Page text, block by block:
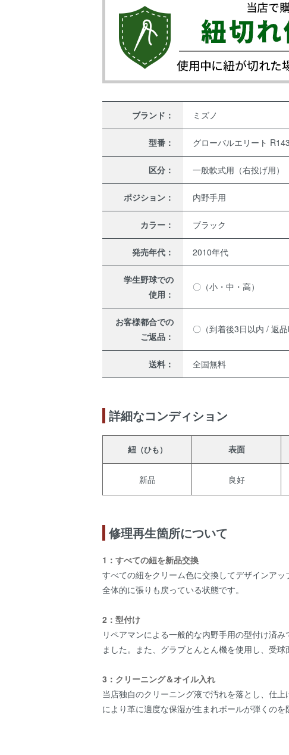
ブランド： ミズノ
型番： グローバルエリート
区分： 一般軟式用（右投げ用）
ポジション： 内野手用
カラー： ブラック
発売年代： 2010年代
学生野球での
使用：
〇（小・中・高）
お客様都合での
ご返品：
〇（到着後3日以内 / 返
送料： 全国無料
詳細なコンディション
紐（ひも） 表面
新品 良好
修理再生箇所について
1：すべての紐を新品交換
すべての紐をクリーム色に交換してデザインア
全体的に張りも戻っている状態です。
2：型付け
リペアマンによる一般的な内野手用の型付け済
ました。また、グラブとんとん機を使用し、受球
3：クリーニング＆オイル入れ
当店独自のクリーニング液で汚れを落とし、仕
により革に適度な保湿が生まれボールが弾くのを